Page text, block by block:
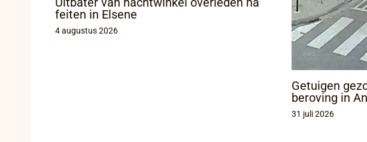
feiten in Elsene
4 augustus 2026
Getuigen
beroving in
31 juli 2026